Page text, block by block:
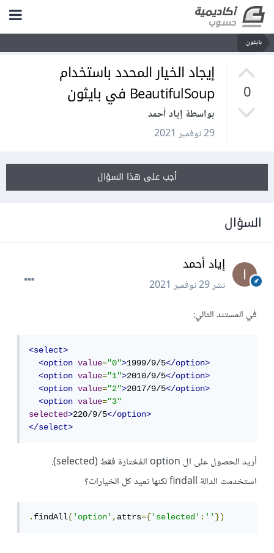
بايثون
0
إيجاد الخيار المحدد باستخدام
BeautifulSoup في بايثون
بواسطة إياد أحمد
29 نوفمبر 2021
أجب على هذا السؤال
السؤال
إياد أحمد
نشر29 نوفمبر 2021
في المستند التالي:
<select>
<option
value="0">1999/9/5</option>
<option
value="1">2010/9/5</option>
<option
value="2">2017/9/5</option>
<option
value="3"
selected>220/9/5</option>
</select>
أريد الحصول على ال option المُختارة فقط (selected).
استخدمت الدالة findall لكنها تعيد كل الخيارات؟
.findAll('option',attrs={'selected':''})